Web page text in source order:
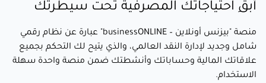
أبقِ احتياجاتك المصرفية تحت سيطرتك
منصة "بيزنس أونلاين – businessONLINE" عبارة عن نظام رقمي
شامل وجديد لإدارة النقد العالمي، والذي يتيح لك التحكم بجميع
علاقاتك المالية وحساباتك وأنشطتك ضمن منصة واحدة سهلة
الاستخدام.